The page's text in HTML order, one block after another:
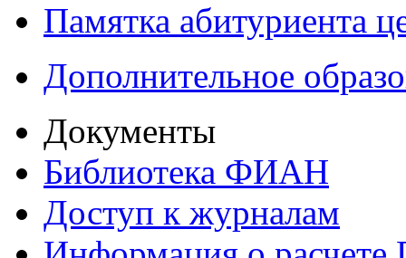
Памятка абитуриента
Дополнительное
Документы
Библиотека ФИАН
Доступ к журналам